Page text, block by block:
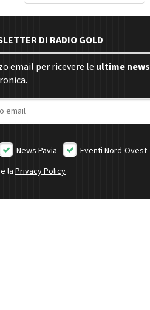
DI RADIO GOLD
email per ricevere le ultime news
News Pavia
Eventi Nord-Ovest
laPrivacy Policy